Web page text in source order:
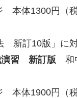
1300円（税
訂10版」に対
習 新訂版 和
1900円（税